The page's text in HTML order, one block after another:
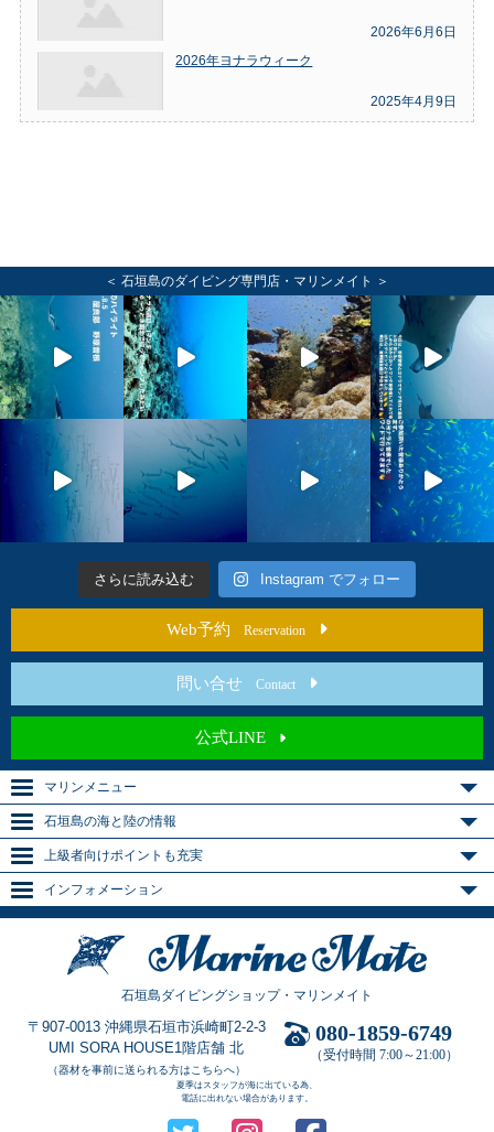
2026年6月6日
2026年ヨナラウィーク
2025年4月9日
＜ 石垣島のダイビング専門店・マリンメイト ＞
さらに読み込む Instagram でフォロー
Web予約 Reservation
問い合せ Contact
公式LINE
マリンメニュー
石垣島の海と陸の情報
上級者向けポイントも充実
インフォメーション
石垣島ダイビングショップ・マリンメイト
〒907-0013 沖縄県石垣市浜崎町2-2-3
UMI SORA HOUSE1階店舗 北
（器材を事前に送られる方はこちらへ）
080-1859-6749
（受付時間 7:00～21:00）
夏季はスタッフが海に出ている為、
電話に出れない場合があります。